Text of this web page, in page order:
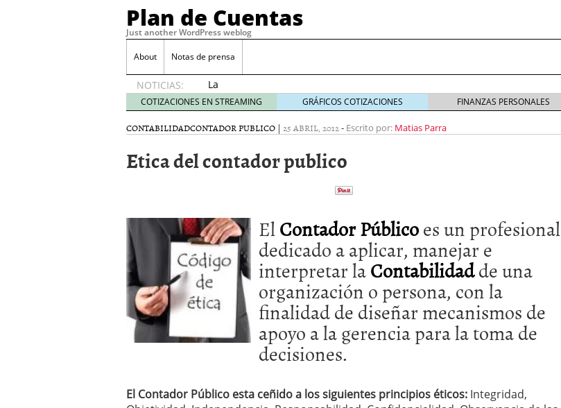
Plan de Cuentas
Just another WordPress weblog
About Notas de prensa
NOTICIAS:
La
elección
del
mejor
es tuya
septiembre
Ventajas de las Tarjetas de Crédito en Colombia
¿Qué es el análisis financiero? junio 11, 2013
¿Quién debe firmar un acta de asamblea? mayo 30, 2013
COTIZACIONES EN STREAMING GRÁFICOS COTIZACIONES FINANZAS PERSONALES
CONTABILIDADCONTADOR PUBLICO | 25 ABRIL, 2012- Escrito por: Matias Parra
Etica del contador publico
ElContador Públicoes un profesional
dedicado a aplicar, manejar e
interpretar laContabilidadde una
organización o persona, con la
finalidad de diseñar mecanismos de
apoyo a la gerencia para la toma de
decisiones.
El Contador Público esta ceñido a los siguientes principios éticos: Integridad,